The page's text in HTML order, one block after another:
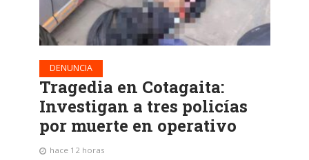
DENUNCIA
Tragedia en Cotagaita:
Investigan a tres policías
por muerte en operativo
hace 12 horas